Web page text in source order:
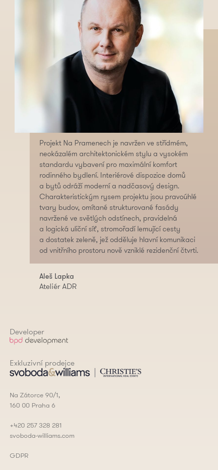
Projekt Na Pramenech je navržen ve střídmém,
neokázalém architektonickém stylu a vysokém
standardu vybavení pro maximální komfort
rodinného bydlení. Interiérové dispozice domů
a bytů odráží moderní a nadčasový design.
Charakteristickým rysem projektu jsou pravoúhlé
tvary budov, omítané strukturované fasády
navržené ve světlých odstínech, pravidelná
a logická uliční síť, stromořadí lemující cesty
a dostatek zeleně, jež odděluje hlavní komunikaci
od vnitřního prostoru nově vzniklé rezidenční čtvrti.
Aleš Lapka
Ateliér ADR
Developer
Exkluzivní prodejce
Na Zátorce 90/1,
160 00 Praha 6
+420 257 328 281
svoboda-williams.com
GDPR